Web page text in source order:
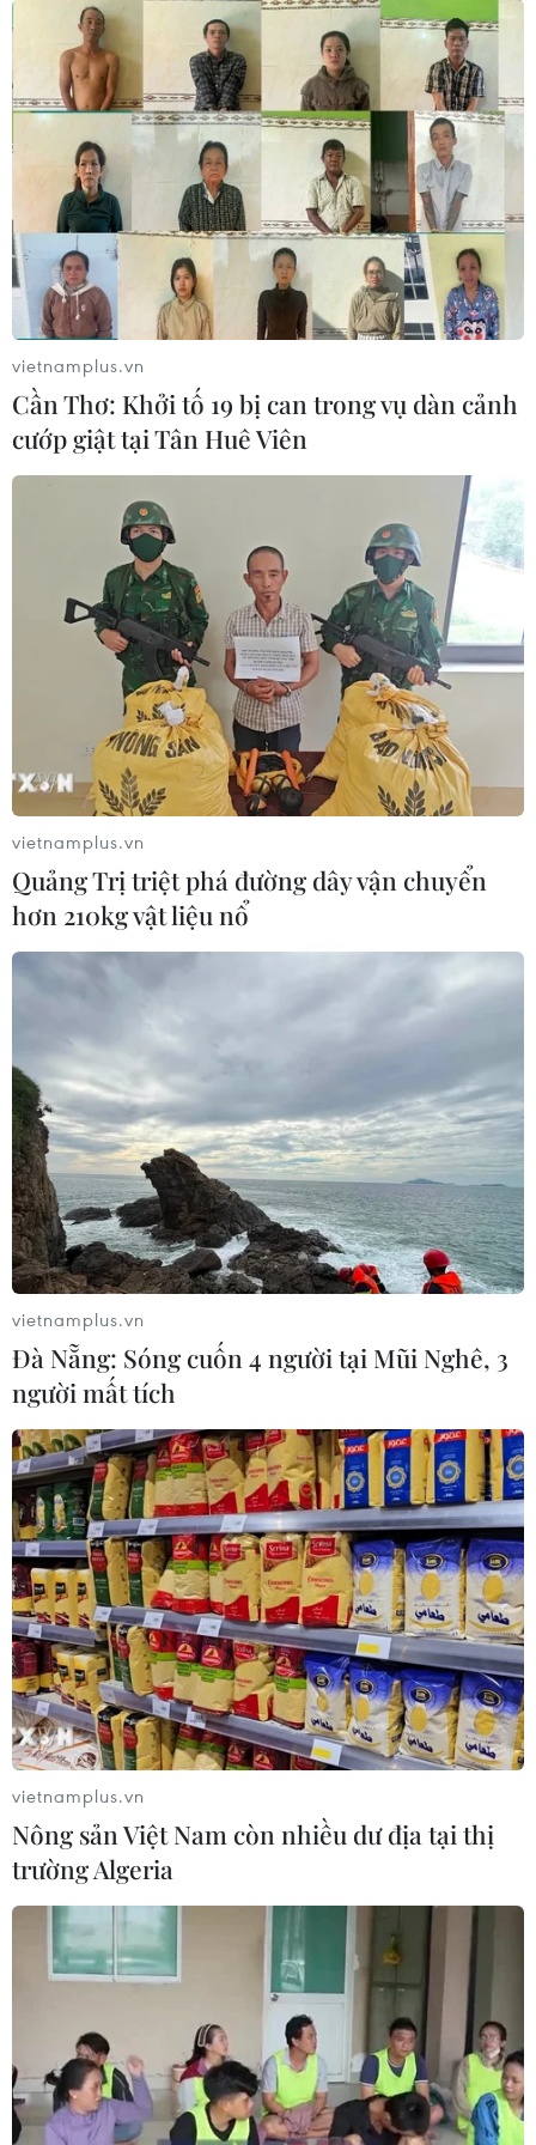
TIN CÙNG CHUYÊN MỤC
Sáp nhập Trường Đại học Văn hóa,
Thể thao và Du lịch Thanh Hóa vào
Trường Đại học Hồng Đức
08/08/2026 06:36
Hà Nội sắp xếp trường học - cuộc
chuyển đổi về tư duy quản trị giáo
08/08/2026 02:51
Bộ Giáo dục và Đào tạo
công bố Khung kế hoạch thời gian
năm học
7 học sinh đội tuyển Việt Nam đoạt
huy chương tại Olympic AI quốc tế
vietnamplus.vn
Cần Thơ: Khởi tố 19 bị can trong vụ dàn cảnh
cướp giật tại Tân Huê Viên
vietnamplus.vn
Quảng Trị triệt phá đường dây vận chuyển
hơn 210kg vật liệu nổ
vietnamplus.vn
Đà Nẵng: Sóng cuốn 4 người tại Mũi Nghê, 3
người mất tích
vietnamplus.vn
Nông sản Việt Nam còn nhiều dư địa tại thị
trường Algeria